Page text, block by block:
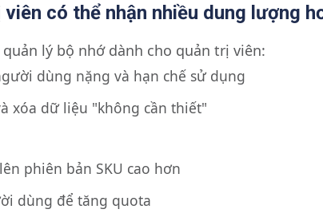
có thể nhận nhiều dung lượng
lý bộ nhớ dành cho quản trị viên:
dùng nặng và hạn chế sử dụng
xóa dữ liệu "không cần thiết"
phiên bản SKU cao hơn
dùng để tăng quota